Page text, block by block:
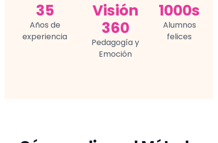
35
Años de
experiencia
Visión
360
Pedagogía y
Emoción
1000s
Alumnos
felices